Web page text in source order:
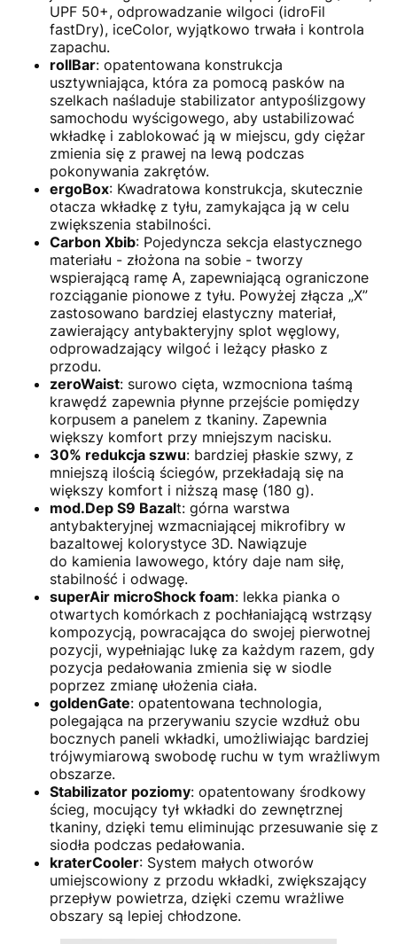
UPF 50+, odprowadzanie wilgoci (idroFil
fastDry), iceColor, wyjątkowo trwała i kontrola
zapachu.
rollBar: opatentowana konstrukcja
usztywniająca, która za pomocą pasków na
szelkach naśladuje stabilizator antypoślizgowy
samochodu wyścigowego, aby ustabilizować
wkładkę i zablokować ją w miejscu, gdy ciężar
zmienia się z prawej na lewą podczas
pokonywania zakrętów.
ergoBox: Kwadratowa konstrukcja, skutecznie
otacza wkładkę z tyłu, zamykająca ją w celu
zwiększenia stabilności.
Carbon Xbib: Pojedyncza sekcja elastycznego
materiału - złożona na sobie - tworzy
wspierającą ramę A, zapewniającą ograniczone
rozciąganie pionowe z tyłu. Powyżej złącza „X”
zastosowano bardziej elastyczny materiał,
zawierający antybakteryjny splot węglowy,
odprowadzający wilgoć i leżący płasko z
przodu.
zeroWaist: surowo cięta, wzmocniona taśmą
krawędź zapewnia płynne przejście pomiędzy
korpusem a panelem z tkaniny. Zapewnia
większy komfort przy mniejszym nacisku.
30% redukcja szwu: bardziej płaskie szwy, z
mniejszą ilością ściegów, przekładają się na
większy komfort i niższą masę (180 g).
mod.Dep S9 Bazalt: górna warstwa
antybakteryjnej wzmacniającej mikrofibry w
bazaltowej kolorystyce 3D. Nawiązuje
do kamienia lawowego, który daje nam siłę,
stabilność i odwagę.
superAir microShock foam: lekka pianka o
otwartych komórkach z pochłaniającą wstrząsy
kompozycją, powracająca do swojej pierwotnej
pozycji, wypełniając lukę za każdym razem, gdy
pozycja pedałowania zmienia się w siodle
poprzez zmianę ułożenia ciała.
goldenGate: opatentowana technologia,
polegająca na przerywaniu szycie wzdłuż obu
bocznych paneli wkładki, umożliwiając bardziej
trójwymiarową swobodę ruchu w tym wrażliwym
obszarze.
Stabilizator poziomy: opatentowany środkowy
ścieg, mocujący tył wkładki do zewnętrznej
tkaniny, dzięki temu eliminując przesuwanie się z
siodła podczas pedałowania.
kraterCooler: System małych otworów
umiejscowiony z przodu wkładki, zwiększający
przepływ powietrza, dzięki czemu wrażliwe
obszary są lepiej chłodzone.